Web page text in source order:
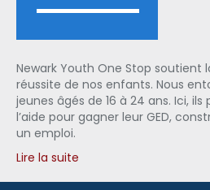
Newark Youth One Stop soutient
réussite de nos enfants. Nous
jeunes âgés de 16 à 24 ans. Ici,
l’aide pour gagner leur GED,
un emploi.
Lire la suite